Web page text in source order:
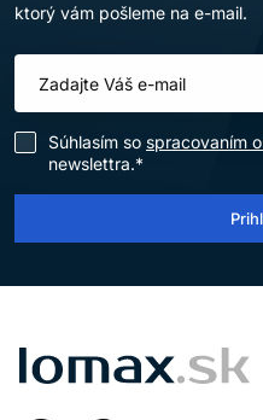
ktorý vám pošleme na e-mail.
Súhlasím so spracovaním
newslettra.*
LOMAX